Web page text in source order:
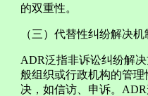
的双重性。
（三）代替性纠纷解决
ADR泛指非诉讼纠纷解
般组织或行政机构的管
决，如信访、申诉。